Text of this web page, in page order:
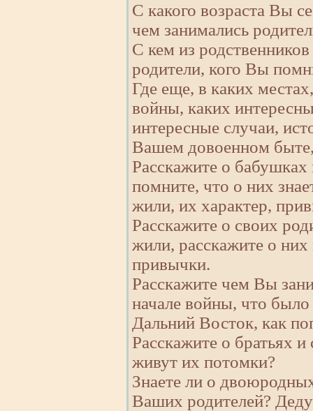
С какого возраста Вы
чем занимались
С кем из
родители, кого Вы
Где еще, в каких
войны, каких
интересные случаи,
Вашем довоенном быте,
Расскажите о
помните, что о них
жили, их характер,
Расскажите о своих
жили, расскажите о
привычки.
Расскажите чем Вы
начале войны, что
Дальний Восток, как
Расскажите о братьях и
живут их потомки?
Знаете ли о
Ваших родителей?